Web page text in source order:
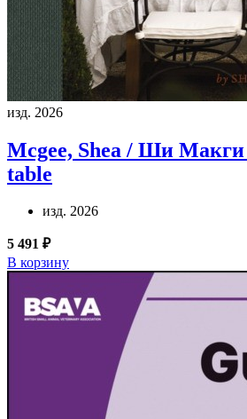
изд. 2026
Mcgee, Shea / Ши Макги
table
изд. 2026
5 491 ₽
В корзину